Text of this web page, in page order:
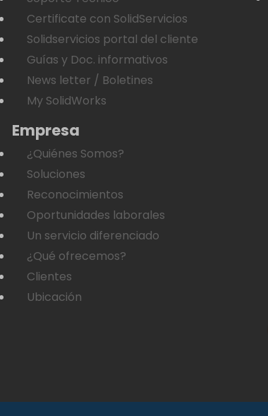
Certificate con SolidServicios
Solidservicios portal del cliente
Guías y Doc. informativos
News letter / Boletines
My SolidWorks
Empresa
¿Quiénes Somos?
Soluciones
Reconocimientos
Oportunidades laborales
Un servicio diferenciado
¿Qué ofrecemos?
Clientes
Ubicación